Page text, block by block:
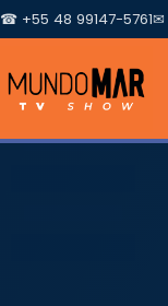
☎ +55 48 99147-5761✉